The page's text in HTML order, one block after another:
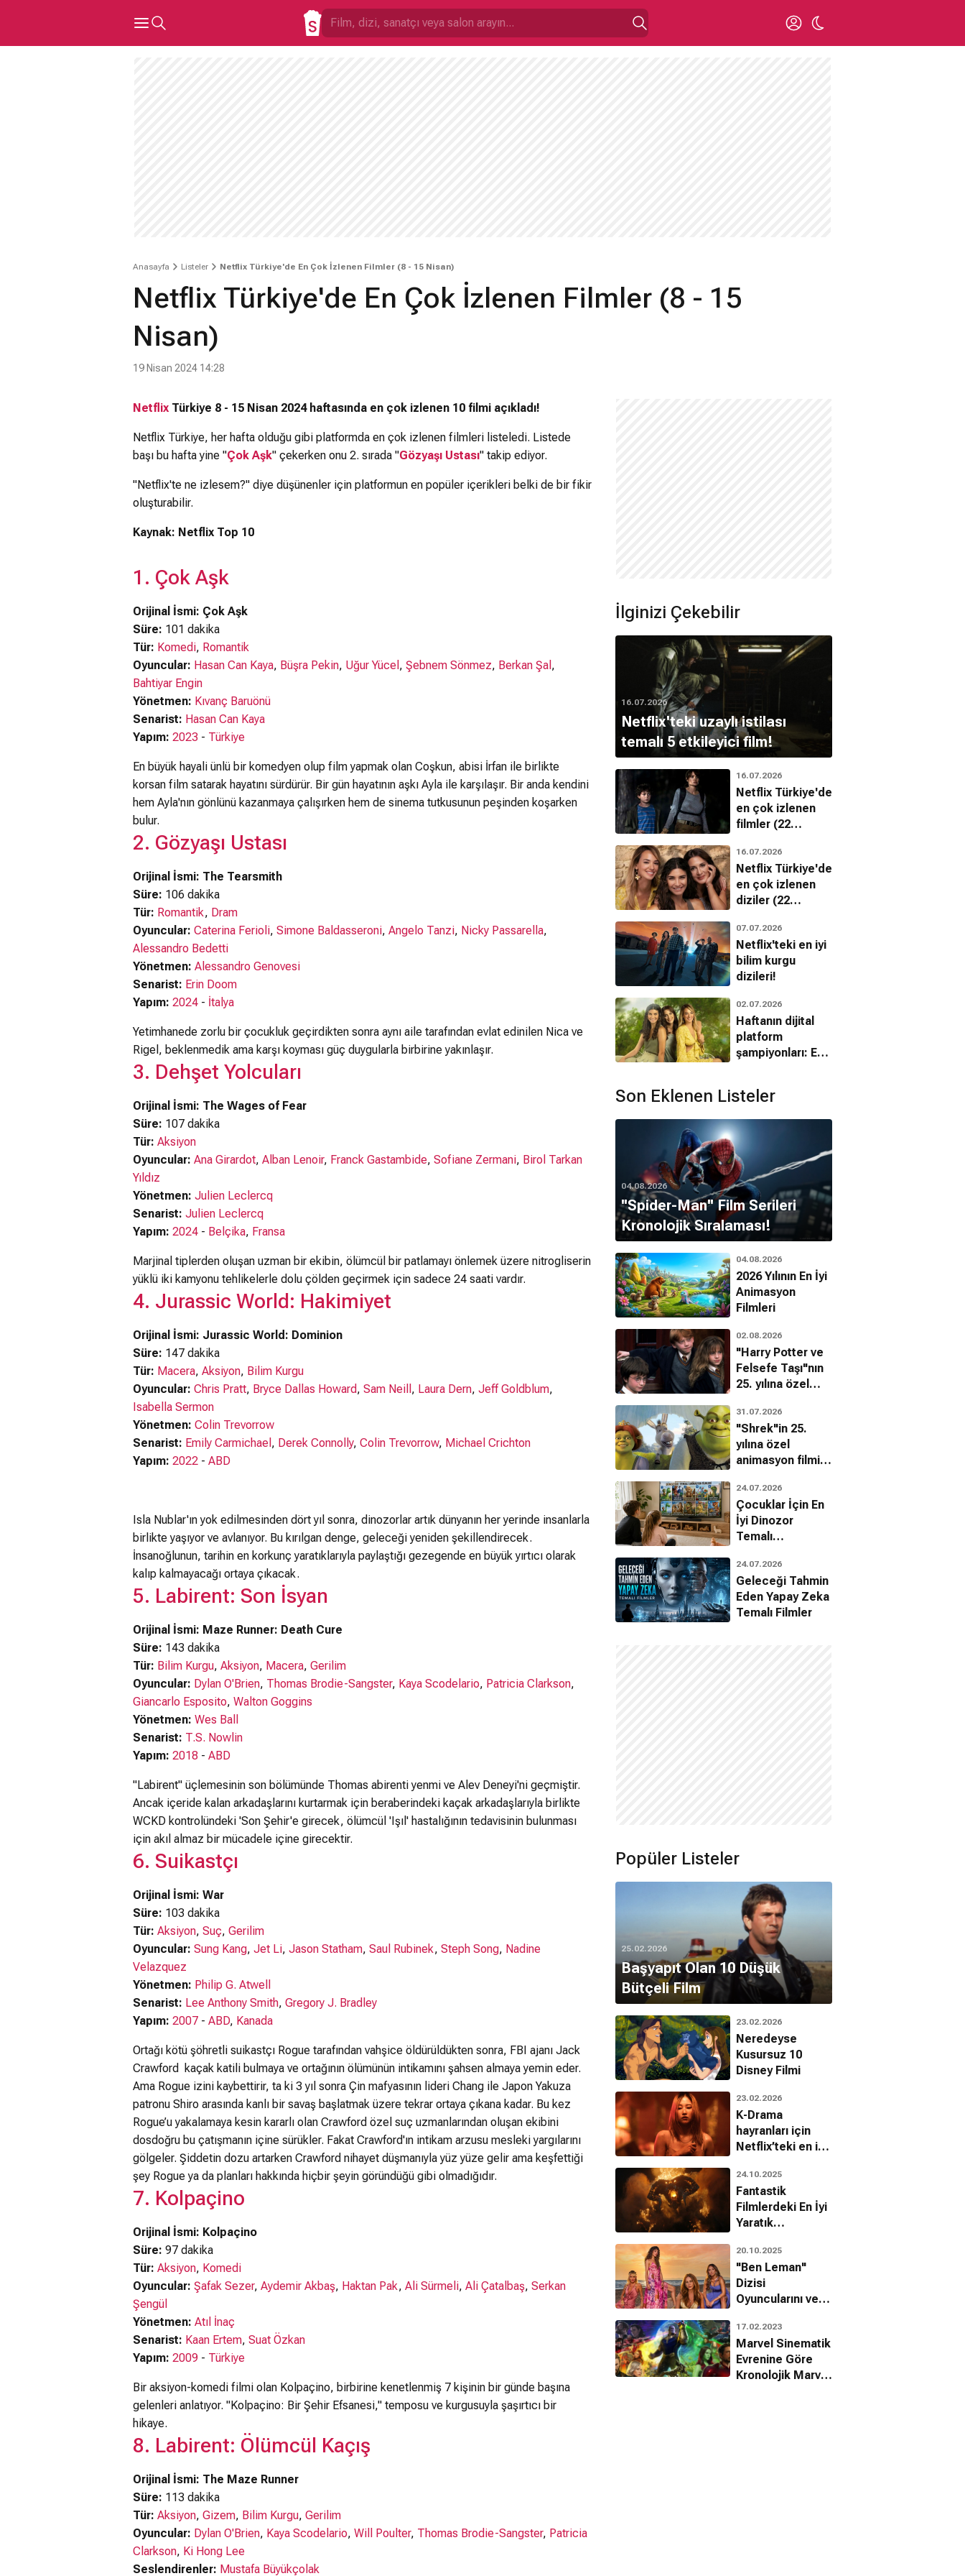
Anasayfa Listeler Netflix Türkiye'de En Çok İzlenen Filmler (8 - 15 Nisan)
Netflix Türkiye'de En Çok İzlenen Filmler (8 - 15
Nisan)
19 Nisan 2024 14:28
Netflix Türkiye 8 - 15 Nisan 2024 haftasında en çok izlenen 10 filmi açıkladı!
Netflix Türkiye, her hafta olduğu gibi platformda en çok izlenen filmleri listeledi. Listede
başı bu hafta yine "Çok Aşk" çekerken onu 2. sırada "Gözyaşı Ustası" takip ediyor.
"Netflix'te ne izlesem?" diye düşünenler için platformun en popüler içerikleri belki de bir fikir
oluşturabilir.
Kaynak: Netflix Top 10
1. Çok Aşk
Orijinal İsmi: Çok Aşk
Süre: 101 dakika
Tür: Komedi, Romantik
Oyuncular: Hasan Can Kaya, Büşra Pekin, Uğur Yücel , Şebnem Sönmez, Berkan Şal ,
Bahtiyar Engin
Yönetmen: Kıvanç Baruönü
Senarist: Hasan Can Kaya
Yapım: 2023 - Türkiye
En büyük hayali ünlü bir komedyen olup film yapmak olan Coşkun, abisi İrfan ile birlikte
korsan film satarak hayatını sürdürür. Bir gün hayatının aşkı Ayla ile karşılaşır. Bir anda kendini
hem Ayla'nın gönlünü kazanmaya çalışırken hem de sinema tutkusunun peşinden koşarken
bulur.
2. Gözyaşı Ustası
Orijinal İsmi: The Tearsmith
Süre: 106 dakika
Tür: Romantik, Dram
Oyuncular: Caterina Ferioli, Simone Baldasseroni, Angelo Tanzi, Nicky Passarella,
Alessandro Bedetti
Yönetmen: Alessandro Genovesi
Senarist: Erin Doom
Yapım: 2024 - İtalya
Yetimhanede zorlu bir çocukluk geçirdikten sonra aynı aile tarafından evlat edinilen Nica ve
Rigel, beklenmedik ama karşı koyması güç duygularla birbirine yakınlaşır.
3. Dehşet Yolcuları
Orijinal İsmi: The Wages of Fear
Süre: 107 dakika
Tür: Aksiyon
Oyuncular: Ana Girardot, Alban Lenoir, Franck Gastambide, Sofiane Zermani, Birol Tarkan
Yıldız
Yönetmen: Julien Leclercq
Senarist: Julien Leclercq
Yapım: 2024 - Belçika, Fransa
Marjinal tiplerden oluşan uzman bir ekibin, ölümcül bir patlamayı önlemek üzere nitrogliserin
yüklü iki kamyonu tehlikelerle dolu çölden geçirmek için sadece 24 saati vardır.
4. Jurassic World: Hakimiyet
Orijinal İsmi: Jurassic World: Dominion
Süre: 147 dakika
Tür: Macera, Aksiyon, Bilim Kurgu
Oyuncular: Chris Pratt, Bryce Dallas Howard, Sam Neill , Laura Dern, Jeff Goldblum,
Isabella Sermon
Yönetmen: Colin Trevorrow
Senarist: Emily Carmichael , Derek Connolly, Colin Trevorrow, Michael Crichton
Yapım: 2022 - ABD
Isla Nublar'ın yok edilmesinden dört yıl sonra, dinozorlar artık dünyanın her yerinde insanlarla
birlikte yaşıyor ve avlanıyor. Bu kırılgan denge, geleceği yeniden şekillendirecek.
İnsanoğlunun, tarihin en korkunç yaratıklarıyla paylaştığı gezegende en büyük yırtıcı olarak
kalıp kalmayacağı ortaya çıkacak.
5. Labirent: Son İsyan
Orijinal İsmi: Maze Runner: Death Cure
Süre: 143 dakika
Tür: Bilim Kurgu, Aksiyon, Macera, Gerilim
Oyuncular: Dylan O'Brien, Thomas Brodie-Sangster, Kaya Scodelario, Patricia Clarkson,
Giancarlo Esposito, Walton Goggins
Yönetmen: Wes Ball
Senarist: T.S. Nowlin
Yapım: 2018 - ABD
"Labirent" üçlemesinin son bölümünde Thomas abirenti yenmi ve Alev Deneyi'ni geçmiştir.
Ancak içeride kalan arkadaşlarını kurtarmak için beraberindeki kaçak arkadaşlarıyla birlikte
WCKD kontrolündeki 'Son Şehir'e girecek, ölümcül 'Işıl' hastalığının tedavisinin bulunması
için akıl almaz bir mücadele içine girecektir.
6. Suikastçı
Orijinal İsmi: War
Süre: 103 dakika
Tür: Aksiyon, Suç, Gerilim
Oyuncular: Sung Kang, Jet Li, Jason Statham, Saul Rubinek, Steph Song, Nadine
Velazquez
Yönetmen: Philip G. Atwell
Senarist: Lee Anthony Smith, Gregory J. Bradley
Yapım: 2007 - ABD, Kanada
Ortağı kötü şöhretli suikastçı Rogue tarafından vahşice öldürüldükten sonra, FBI ajanı Jack
Crawford kaçak katili bulmaya ve ortağının ölümünün intikamını şahsen almaya yemin eder.
Ama Rogue izini kaybettirir, ta ki 3 yıl sonra Çin mafyasının lideri Chang ile Japon Yakuza
patronu Shiro arasında kanlı bir savaş başlatmak üzere tekrar ortaya çıkana kadar. Bu kez
Rogue’u yakalamaya kesin kararlı olan Crawford özel suç uzmanlarından oluşan ekibini
dosdoğru bu çatışmanın içine sürükler. Fakat Crawford'ın intikam arzusu mesleki yargılarını
gölgeler. Şiddetin dozu artarken Crawford nihayet düşmanıyla yüz yüze gelir ama keşfettiği
şey Rogue ya da planları hakkında hiçbir şeyin göründüğü gibi olmadığıdır.
7. Kolpaçino
Orijinal İsmi: Kolpaçino
Süre: 97 dakika
Tür: Aksiyon, Komedi
Oyuncular: Şafak Sezer, Aydemir Akbaş, Haktan Pak, Ali Sürmeli, Ali Çatalbaş, Serkan
Şengül
Yönetmen: Atıl İnaç
Senarist: Kaan Ertem, Suat Özkan
Yapım: 2009 - Türkiye
Bir aksiyon-komedi filmi olan Kolpaçino, birbirine kenetlenmiş 7 kişinin bir günde başına
gelenleri anlatıyor. "Kolpaçino: Bir Şehir Efsanesi," temposu ve kurgusuyla şaşırtıcı bir
hikaye.
8. Labirent: Ölümcül Kaçış
Orijinal İsmi: The Maze Runner
Süre: 113 dakika
Tür: Aksiyon, Gizem, Bilim Kurgu, Gerilim
Oyuncular: Dylan O'Brien, Kaya Scodelario, Will Poulter, Thomas Brodie-Sangster, Patricia
Clarkson, Ki Hong Lee
Seslendirenler: Mustafa Büyükçolak
İlginizi Çekebilir
16.07.2026
Netflix'teki uzaylı istilası
temalı 5 etkileyici film!
16.07.2026
Netflix Türkiye'de
en çok izlenen
filmler (22
Haziran 2026)
16.07.2026
Netflix Türkiye'de
en çok izlenen
diziler (22
Haziran 2026)
07.07.2026
Netflix'teki en iyi
bilim kurgu
dizileri!
02.07.2026
Haftanın dijital
platform
şampiyonları: En
Haziran 2026)
Son Eklenen Listeler
04.08.2026
''Spider-Man'' Film Serileri
Kronolojik Sıralaması!
04.08.2026
2026 Yılının En İyi
Animasyon
Filmleri
02.08.2026
"Harry Potter ve
Felsefe Taşı"nın
25. yılına özel
bilinmeyenleri!
31.07.2026
"Shrek"in 25.
yılına özel
animasyon filmin
24.07.2026
Çocuklar İçin En
İyi Dinozor
Temalı
Filmleri
24.07.2026
Geleceği Tahmin
Eden Yapay Zeka
Temalı Filmler
Popüler Listeler
25.02.2026
Başyapıt Olan 10 Düşük
Bütçeli Film
23.02.2026
Neredeyse
Kusursuz 10
Disney Filmi
23.02.2026
K-Drama
hayranları için
Netflix’teki en iyi
24.10.2025
Fantastik
Filmlerdeki En İyi
Yaratık
20.10.2025
"Ben Leman"
Dizisi
Oyuncularını ve
Tanıyalım!
17.02.2023
Marvel Sinematik
Evrenine Göre
Kronolojik Marvel